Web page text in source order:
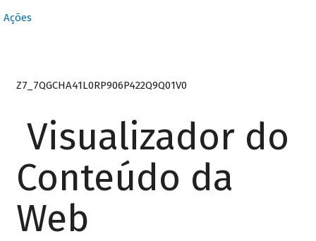
Ações
Z7_7QGCHA41L0RP906P422Q9Q01V0
Visualizador do
Conteúdo da
Web